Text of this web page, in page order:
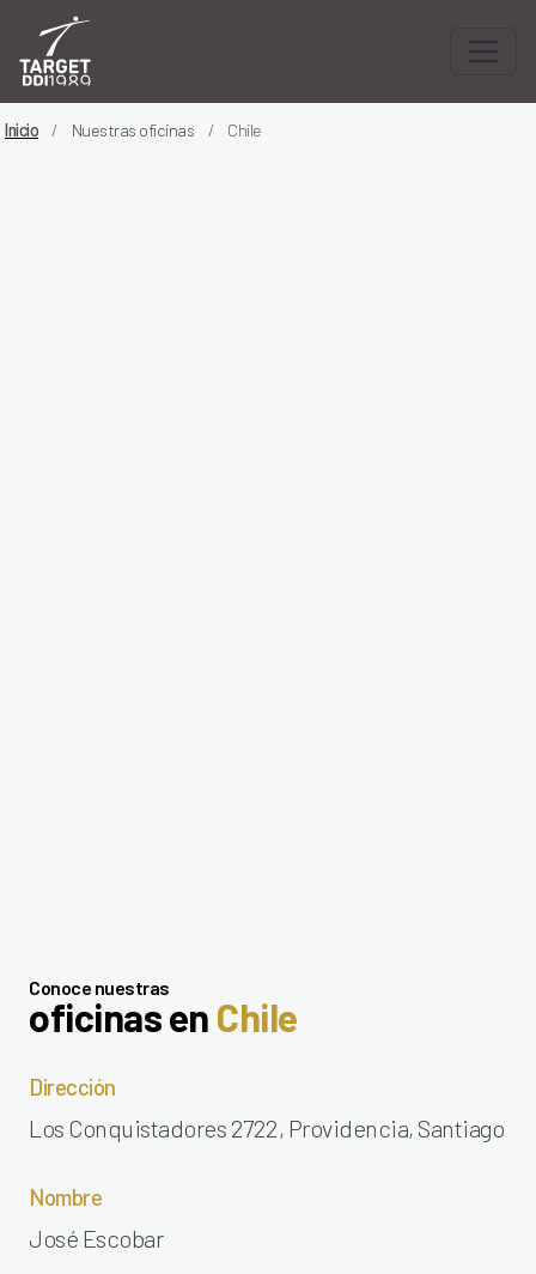
Inicio Nuestras oficinas Chile
Conoce nuestras
oficinas en Chile
Dirección
Los Conquistadores 2722, Providencia, Santiago
Nombre
José Escobar